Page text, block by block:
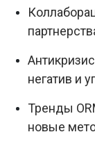
негатив и
Тренды
новые